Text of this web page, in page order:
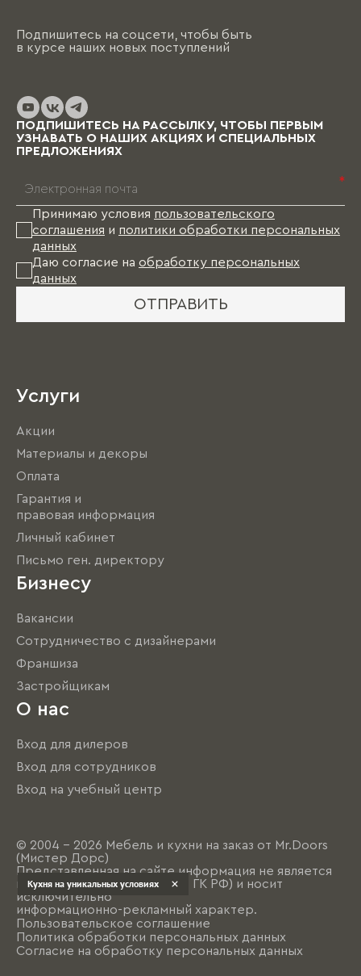
Подпишитесь на соцсети, чтобы быть
в курсе наших новых поступлений
ПОДПИШИТЕСЬ НА РАССЫЛКУ, ЧТОБЫ ПЕРВЫМ
УЗНАВАТЬ О НАШИХ АКЦИЯХ И СПЕЦИАЛЬНЫХ
ПРЕДЛОЖЕНИЯХ
*
Принимаю условия пользовательского
соглашения и политики обработки персональных
данных
Даю согласие на обработку персональных
данных
ОТПРАВИТЬ
Услуги
Акции
Материалы и декоры
Оплата
Гарантия и
правовая информация
Личный кабинет
Письмо ген. директору
Бизнесу
Вакансии
Сотрудничество с дизайнерами
Франшиза
Застройщикам
О нас
Вход для дилеров
Вход для сотрудников
Вход на учебный центр
© 2004 - 2026 Мебель и кухни на заказ от Mr.Doors
(Мистер Дорс)
Представленная на сайте информация не является
публичной офертой (ст. 437 ГК РФ) и носит
исключительно
информационно-рекламный характер.
Пользовательское соглашение
Политика обработки персональных данных
Согласие на обработку персональных данных
Кухня на уникальных условиях